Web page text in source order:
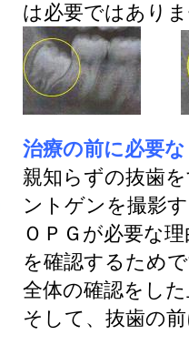
は必要ではあり
治療の前に必要
親知らずの抜歯
ントゲンを撮影
ＯＰＧが必要な
を確認するた
全体の確認をし
そして、抜歯の